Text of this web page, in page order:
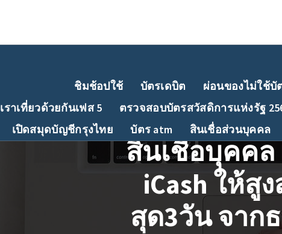
ชิมช้อปใช้ บัตรเดบิต ผ่อนของไม่ใช้บั
เราเที่ยวด้วยกันเฟส 5
ตรวจสอบบัตรสวัสดิการแห่งรัฐ
เปิดสมุดบัญชีกรุงไทย
บัตร atm สินเชื่อส่วนบุคคล
สินเชื่อบุคคล
iCash ให้สู
สุด3วัน จาก